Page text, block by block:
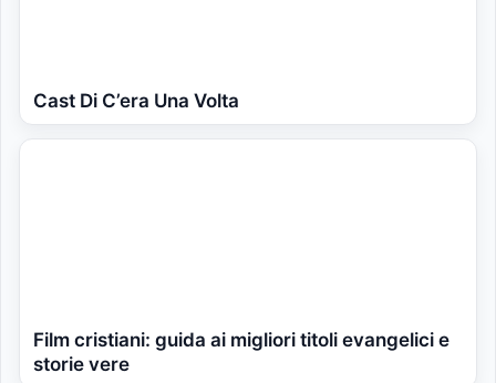
Cast Di C’era Una Volta
Film cristiani: guida ai migliori titoli evangelici e
storie vere